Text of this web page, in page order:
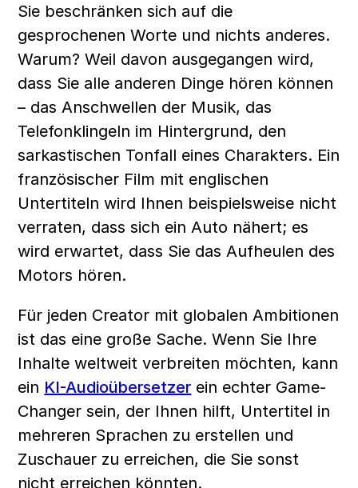
Sie beschränken sich auf die
gesprochenen Worte und nichts anderes.
Warum? Weil davon ausgegangen wird,
dass Sie alle anderen Dinge hören können
– das Anschwellen der Musik, das
Telefonklingeln im Hintergrund, den
sarkastischen Tonfall eines Charakters. Ein
französischer Film mit englischen
Untertiteln wird Ihnen beispielsweise nicht
verraten, dass sich ein Auto nähert; es
wird erwartet, dass Sie das Aufheulen des
Motors hören.
Für jeden Creator mit globalen Ambitionen
ist das eine große Sache. Wenn Sie Ihre
Inhalte weltweit verbreiten möchten, kann
ein KI-Audioübersetzer ein echter Game-
Changer sein, der Ihnen hilft, Untertitel in
mehreren Sprachen zu erstellen und
Zuschauer zu erreichen, die Sie sonst
nicht erreichen könnten.